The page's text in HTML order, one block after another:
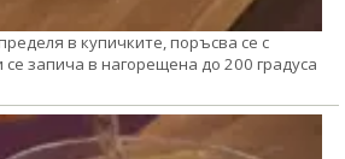
в купичките, поръсва се с
запича в нагорещена до 200 градуса